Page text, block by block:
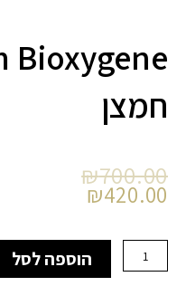
חמצן
₪700.00
המחיר
המקורי
₪700.00.
₪420.00
המחיר
הנוכחי
₪420.00.
כמות
serum
הוספה לסל